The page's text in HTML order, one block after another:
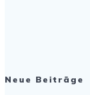
Neue Beiträge